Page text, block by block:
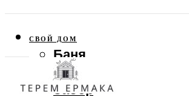
СВОЙ ДОМ
Баня
Веранда
Забор